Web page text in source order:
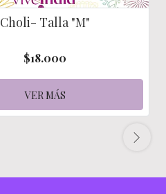
Choli- Talla "M"
$18.000
VER MÁS